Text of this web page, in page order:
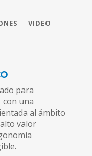
VIDEO
para
con una
al ámbito
valor